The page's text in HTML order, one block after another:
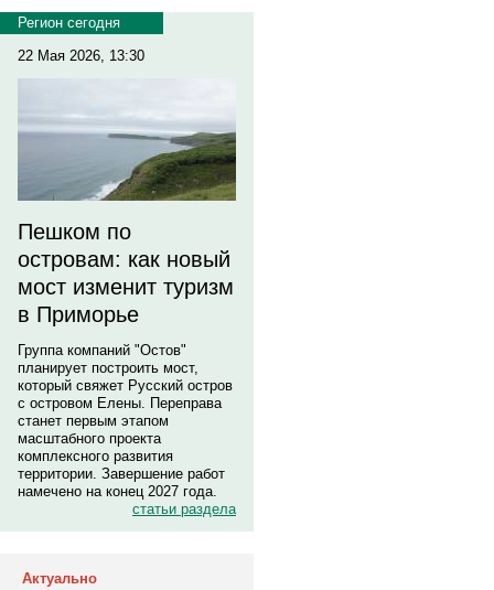
Регион сегодня
22 Мая 2026, 13:30
Пешком по
островам: как новый
мост изменит туризм
в Приморье
Группа компаний "Остов"
планирует построить мост,
который свяжет Русский остров
с островом Елены. Переправа
станет первым этапом
масштабного проекта
комплексного развития
территории. Завершение работ
намечено на конец 2027 года.
статьи раздела
Актуально